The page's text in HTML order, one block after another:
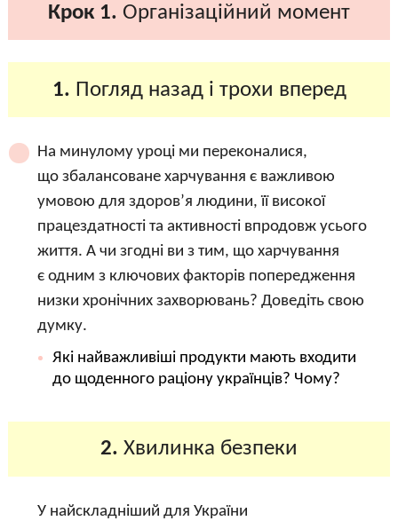
Крок 1. Організаційний момент
1. Погляд назад і трохи вперед
На минулому уроці ми переконалися,
що збалансоване харчування є важливою
умовою для здоров’я людини, її високої
працездатності та активності впродовж усього
життя. А чи згодні ви з тим, що харчування
є одним з ключових факторів попередження
низки хронічних захворювань? Доведіть свою
думку.
Які найважливіші продукти мають входити
до щоденного раціону українців? Чому?
2. Хвилинка безпеки
У найскладніший для України